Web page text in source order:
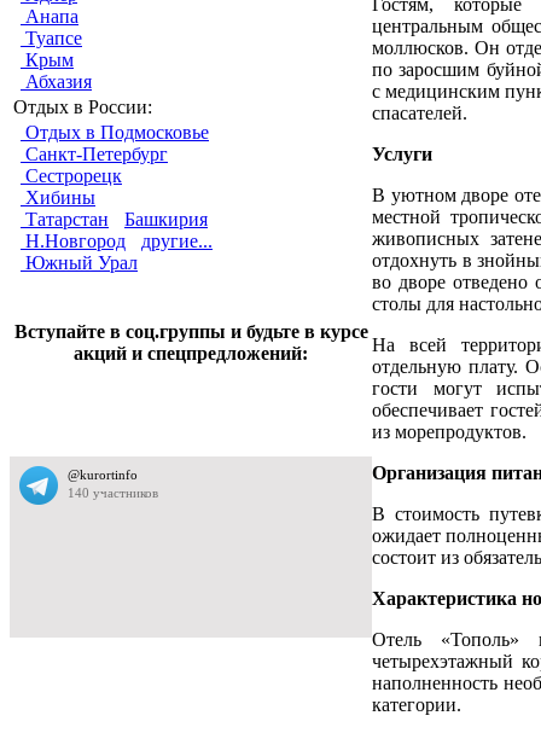
Анапа
Туапсе
Крым
Абхазия
Отдых в России:
Отдых в Подмосковье
Санкт-Петербург
Сестрорецк
Хибины
Татарстан
Башкирия
Н.Новгород
другие...
Южный Урал
Вступайте в соц.группы и будьте в курсе
акций и спецпредложений:
центральным
моллюсков. Он
по заросшим
с медицинским
спасателей.
Услуги
В уютном дворе
местной
живописных
отдохнуть в
во дворе отведено
столы для
На всей
отдельную плату.
гости могут
обеспечивает
из морепродуктов.
Организация
В стоимость
ожидает
состоит из
Характеристика
Отель «Тополь»
четырехэтажный
наполненность
категории.